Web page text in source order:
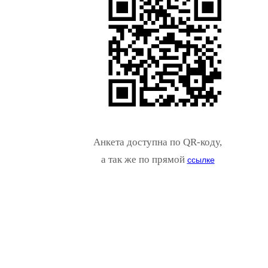
Анкета доступна по QR-коду,
а так же по прямой ссылке